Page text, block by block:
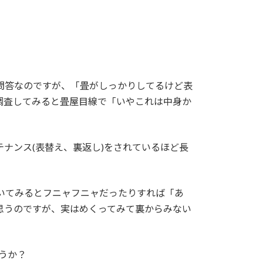
なのですが、「畳がしっかりしてるけど表
してみると畳屋目線で「いやこれは中身か
ンス(表替え、裏返し)をされているほど長
みるとフニャフニャだったりすれば「あ
のですが、実はめくってみて裏からみない
か？